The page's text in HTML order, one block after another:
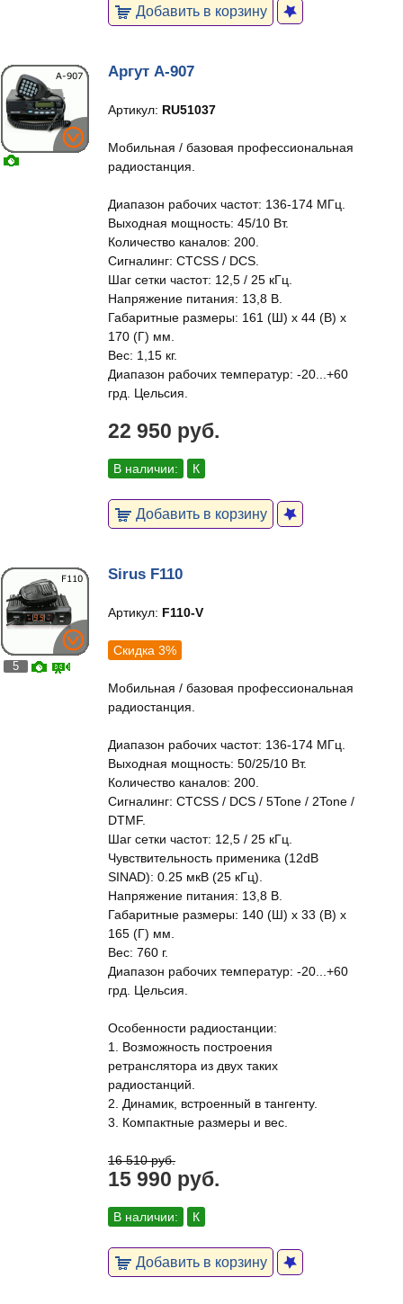
Добавить в корзину
Аргут А-907
Артикул: RU51037
Мобильная / базовая профессиональная
радиостанция.
Диапазон рабочих частот: 136-174 МГц.
Выходная мощность: 45/10 Вт.
Количество каналов: 200.
Сигналинг: CTCSS / DCS.
Шаг сетки частот: 12,5 / 25 кГц.
Напряжение питания: 13,8 В.
Габаритные размеры: 161 (Ш) х 44 (В) х
170 (Г) мм.
Вес: 1,15 кг.
Диапазон рабочих температур: -20...+60
грд. Цельсия.
22 950 руб.
В наличии: К
Добавить в корзину
5
Sirus F110
Артикул: F110-V
Скидка 3%
Мобильная / базовая профессиональная
радиостанция.
Диапазон рабочих частот: 136-174 МГц.
Выходная мощность: 50/25/10 Вт.
Количество каналов: 200.
Сигналинг: CTCSS / DCS / 5Tone / 2Tone /
DTMF.
Шаг сетки частот: 12,5 / 25 кГц.
Чувствительность применика (12dB
SINAD): 0.25 мкВ (25 кГц).
Напряжение питания: 13,8 В.
Габаритные размеры: 140 (Ш) x 33 (В) x
165 (Г) мм.
Вес: 760 г.
Диапазон рабочих температур: -20...+60
грд. Цельсия.
Особенности радиостанции:
1. Возможность построения
ретранслятора из двух таких
радиостанций.
2. Динамик, встроенный в тангенту.
3. Компактные размеры и вес.
16 510 руб.
15 990 руб.
В наличии: К
Добавить в корзину